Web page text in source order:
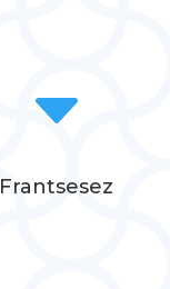
C
Frantsesez